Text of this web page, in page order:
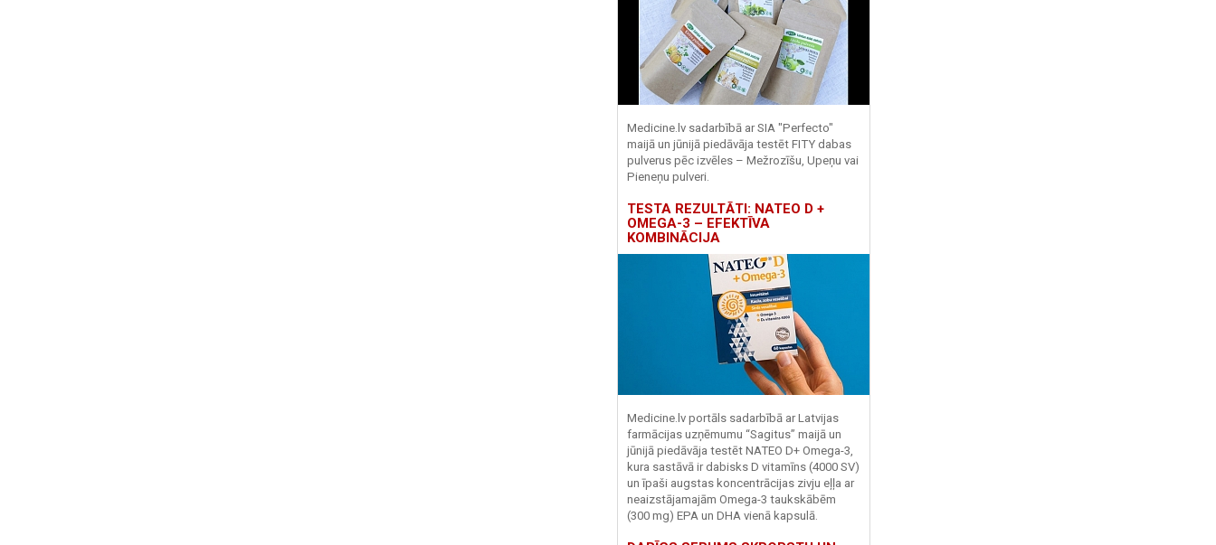
Medicine.lv sadarbībā ar SIA "Perfecto"
maijā un jūnijā piedāvāja testēt FITY dabas
pulverus pēc izvēles – Mežrozīšu, Upeņu vai
Pieneņu pulveri.
TESTA REZULTĀTI: NATEO D +
OMEGA-3 – EFEKTĪVA
KOMBINĀCIJA
Medicine.lv portāls sadarbībā ar Latvijas
farmācijas uzņēmumu “Sagitus” maijā un
jūnijā piedāvāja testēt NATEO D+ Omega-3,
kura sastāvā ir dabisks D vitamīns (4000 SV)
un īpaši augstas koncentrācijas zivju eļļa ar
neaizstājamajām Omega-3 taukskābēm
(300 mg) EPA un DHA vienā kapsulā.